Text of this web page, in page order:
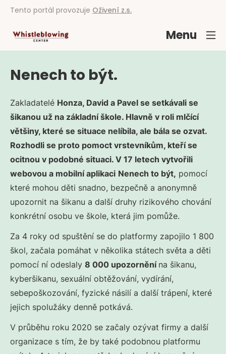
Tento portál provozuje Oživení z.s.
Menu
Nenech to být.
Zakladatelé Honza, David a Pavel se setkávali se
šikanou už na základní škole. Hlavně v roli mlčící
většiny, které se situace nelíbila, ale bála se ozvat.
Rozhodli se proto pomoct vrstevníkům, kteří se
ocitnou v podobné situaci. V 17 letech vytvořili
webovou a mobilní aplikaci Nenech to být, pomocí
které mohou děti snadno, bezpečně a anonymně
upozornit na šikanu a další druhy rizikového chování
konkrétní osobu ve škole, která jim pomůže.
Za 4 roky od spuštění se do platformy zapojilo 1 800
škol, začala pomáhat v několika státech světa a děti
pomocí ní odeslaly 8 000 upozornění na šikanu,
kyberšikanu, sexuální obtěžování, vydírání,
sebepoškozování, fyzické násilí a další trápení, které
jejich spolužáky denně potkává.
V průběhu roku 2020 se začaly ozývat firmy a další
organizace s tím, že by také podobnou platformu